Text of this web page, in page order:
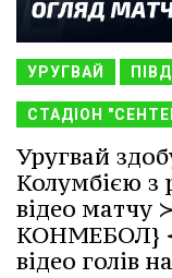
УРУГВАЙ
СТАДІОН
Уругвай
Колумбією з
відео матчу
КОНМЕБОЛ}
відео голів